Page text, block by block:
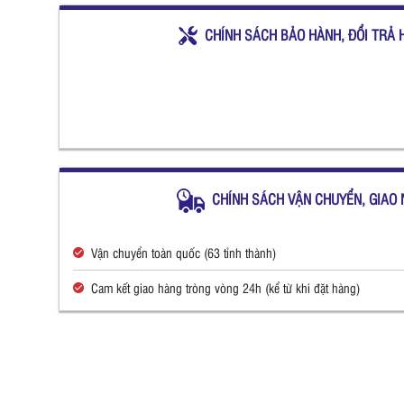
CHÍNH SÁCH BẢO HÀNH, ĐỔI TRẢ
CHÍNH SÁCH VẬN CHUYỂN, GIAO
Vận chuyển toàn quốc (63 tỉnh thành)
Cam kết giao hàng tròng vòng 24h (kể từ khi đặt hàng)